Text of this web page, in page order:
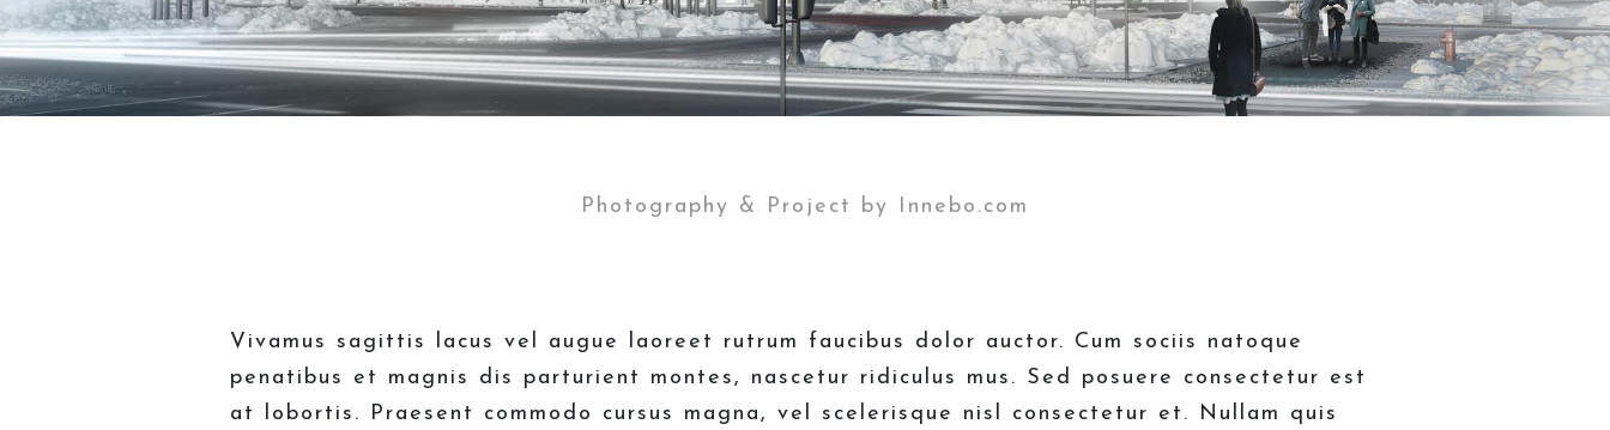
Photography & Project by Innebo.com
Vivamus sagittis lacus vel augue laoreet rutrum faucibus dolor auctor. Cum sociis natoque
penatibus et magnis dis parturient montes, nascetur ridiculus mus. Sed posuere consectetur est
at lobortis. Praesent commodo cursus magna, vel scelerisque nisl consectetur et. Nullam quis